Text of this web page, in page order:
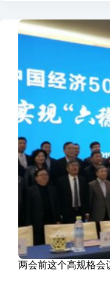
两会前这个高规格会